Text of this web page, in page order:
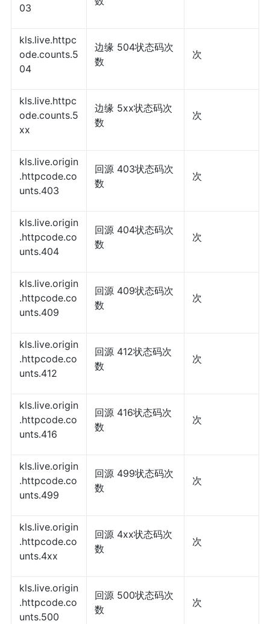
03
kls.live.httpc
ode.counts.5
04
边缘 504状态码次
数
次
kls.live.httpc
ode.counts.5
xx
边缘 5xx状态码次
数
次
kls.live.origin
.httpcode.co
unts.403
回源 403状态码次
数
次
kls.live.origin
.httpcode.co
unts.404
回源 404状态码次
数
次
kls.live.origin
.httpcode.co
unts.409
回源 409状态码次
数
次
kls.live.origin
.httpcode.co
unts.412
回源 412状态码次
数
次
kls.live.origin
.httpcode.co
unts.416
回源 416状态码次
数
次
kls.live.origin
.httpcode.co
unts.499
回源 499状态码次
数
次
kls.live.origin
.httpcode.co
unts.4xx
回源 4xx状态码次
数
次
kls.live.origin
.httpcode.co
unts.500
回源 500状态码次
数
次